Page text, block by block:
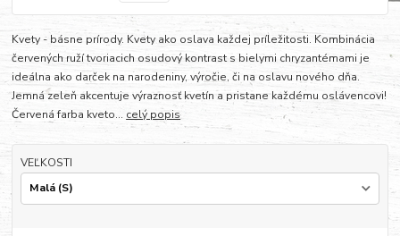
Kvety - básne prírody. Kvety ako oslava každej príležitosti. Kombinácia
červených ruží tvoriacich osudový kontrast s bielymi chryzantémami je
ideálna ako darček na narodeniny, výročie, či na oslavu nového dňa.
Jemná zeleň akcentuje výraznosť kvetín a pristane každému oslávencovi!
Červená farba kveto... celý popis
VEĽKOSTI